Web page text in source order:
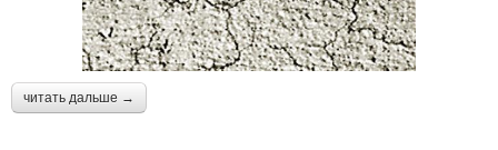
читать дальше →